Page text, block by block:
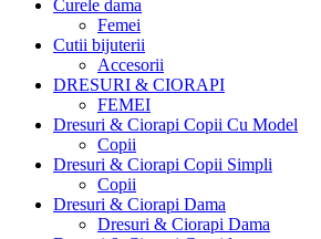
Curele dama
Femei
Cutii bijuterii
Accesorii
DRESURI & CIORAPI
FEMEI
Dresuri & Ciorapi Copii Cu Model
Copii
Dresuri & Ciorapi Copii Simpli
Copii
Dresuri & Ciorapi Dama
Dresuri & Ciorapi Dama